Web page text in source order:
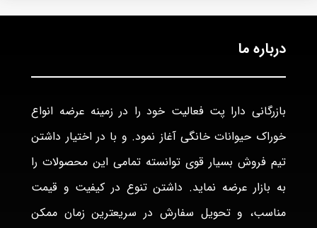
درباره ما
بازرگانی دارا پت فعاليت خود را در زمينه عرضه انواع
خوراک حيوانات خانگی آغاز نمود. و با در اختيار داشتن
تيم فروش بسيار قوی توانسته تمامی اين محصولات را
به بازار عرضه نمايد. داشتن تنوع در كيفيت و قيمت
مناسب، و تحويل سفارش در سريعترين زمان ممكن